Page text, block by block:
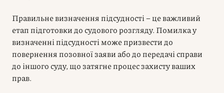
Правильне визначення підсудності – це важливий
етап підготовки до судового розгляду. Помилка у
визначенні підсудності може призвести до
повернення позовної заяви або до передачі справи
до іншого суду, що затягне процес захисту ваших
прав.